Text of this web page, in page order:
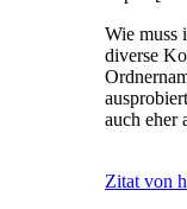
Wie muss
diverse
auch eher
Zitat von